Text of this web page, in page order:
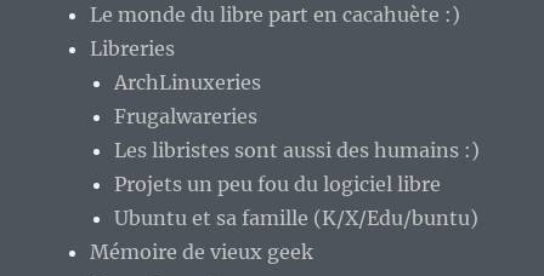
Le monde du libre part en cacahuète :)
Libreries
ArchLinuxeries
Frugalwareries
Les libristes sont aussi des humains :)
Projets un peu fou du logiciel libre
Ubuntu et sa famille (K/X/Edu/buntu)
Mémoire de vieux geek